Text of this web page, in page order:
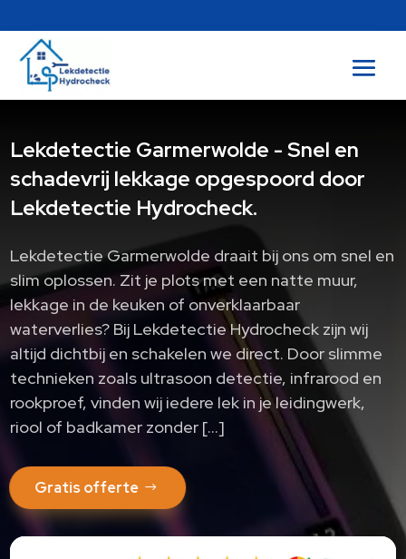
Lekdetectie Garmerwolde - Snel en
schadevrij lekkage opgespoord door
Lekdetectie Hydrocheck.
Lekdetectie Garmerwolde draait bij ons om snel en
slim oplossen. Zit je plots met een natte muur,
lekkage in de keuken of onverklaarbaar
waterverlies? Bij Lekdetectie Hydrocheck zijn wij
altijd dichtbij en schakelen we direct. Door slimme
technieken zoals ultrasoon detectie, infrarood en
rookproef, vinden wij iedere lek in je leidingwerk,
riool of badkamer zonder […]
Gratis offerte